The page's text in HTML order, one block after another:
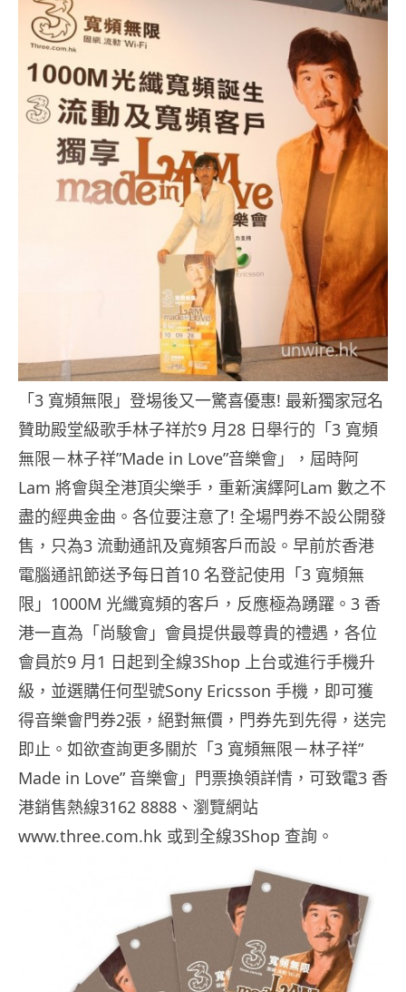
「3 寬頻無限」登埸後又一驚喜優惠! 最新獨家冠名
贊助殿堂級歌手林子祥於9 月28 日舉行的「3 寬頻
無限－林子祥”Made in Love”音樂會」，屆時阿
Lam 將會與全港頂尖樂手，重新演繹阿Lam 數之不
盡的經典金曲。各位要注意了! 全場門券不設公開發
售，只為3 流動通訊及寬頻客戶而設。早前於香港
電腦通訊節送予每日首10 名登記使用「3 寬頻無
限」1000M 光纖寬頻的客戶，反應極為踴躍。3 香
港一直為「尚駿會」會員提供最尊貴的禮遇，各位
會員於9 月1 日起到全線3Shop 上台或進行手機升
級，並選購任何型號Sony Ericsson 手機，即可獲
得音樂會門券2張，絕對無價，門券先到先得，送完
即止。如欲查詢更多關於「3 寬頻無限－林子祥”
Made in Love” 音樂會」門票換領詳情，可致電3 香
港銷售熱線3162 8888、瀏覽網站
www.three.com.hk 或到全線3Shop 查詢。